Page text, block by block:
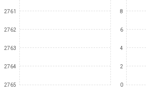
2761
2762
2763
2764
2765
8
6
4
2
0